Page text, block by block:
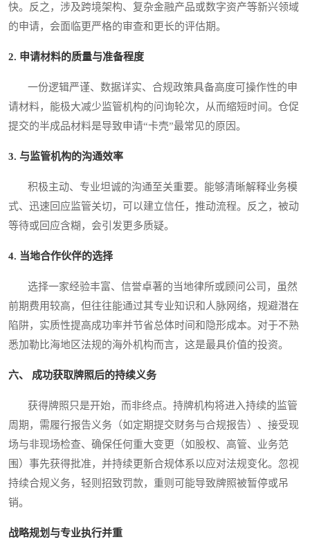
快。反之，涉及跨境架构、复杂金融产品或数字资产等新兴领域
的申请，会面临更严格的审查和更长的评估期。
2. 申请材料的质量与准备程度
一份逻辑严谨、数据详实、合规政策具备高度可操作性的申
请材料，能极大减少监管机构的问询轮次，从而缩短时间。仓促
提交的半成品材料是导致申请“卡壳”最常见的原因。
3. 与监管机构的沟通效率
积极主动、专业坦诚的沟通至关重要。能够清晰解释业务模
式、迅速回应监管关切，可以建立信任，推动流程。反之，被动
等待或回应含糊，会引发更多质疑。
4. 当地合作伙伴的选择
选择一家经验丰富、信誉卓著的当地律所或顾问公司，虽然
前期费用较高，但往往能通过其专业知识和人脉网络，规避潜在
陷阱，实质性提高成功率并节省总体时间和隐形成本。对于不熟
悉加勒比海地区法规的海外机构而言，这是最具价值的投资。
六、 成功获取牌照后的持续义务
获得牌照只是开始，而非终点。持牌机构将进入持续的监管
周期，需履行报告义务（如定期提交财务与合规报告）、接受现
场与非现场检查、确保任何重大变更（如股权、高管、业务范
围）事先获得批准，并持续更新合规体系以应对法规变化。忽视
持续合规义务，轻则招致罚款，重则可能导致牌照被暂停或吊
销。
战略规划与专业执行并重